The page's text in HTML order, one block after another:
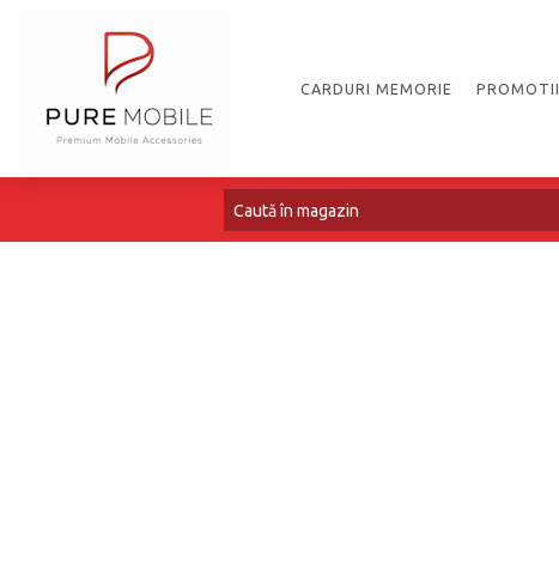
CARDURI MEMORIE PROMOTII